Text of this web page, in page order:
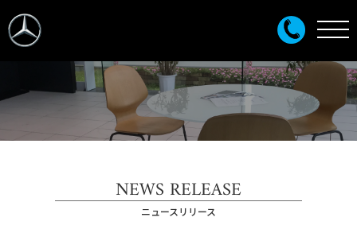
NEWS RELEASE
ニュースリリース